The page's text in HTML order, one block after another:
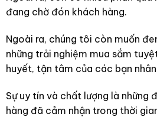
đang chờ đón khách hàng.
Ngoài ra, chúng tôi còn muốn
những trải nghiệm mua sắm
huyết, tận tâm của các bạn
Sự uy tín và chất lượng là những
hàng đã cảm nhận trong thời